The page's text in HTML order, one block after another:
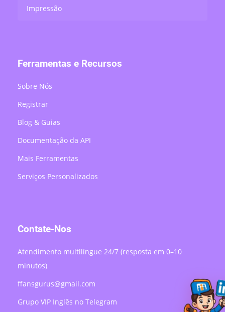
Impressão
Ferramentas e Recursos
Sobre Nós
Registrar
Blog & Guias
Documentação da API
Mais Ferramentas
Serviços Personalizados
Contate-Nos
Atendimento multilíngue 24/7 (resposta em 0–10
minutos)
ffansgurus@gmail.com
Grupo VIP Inglês no Telegram